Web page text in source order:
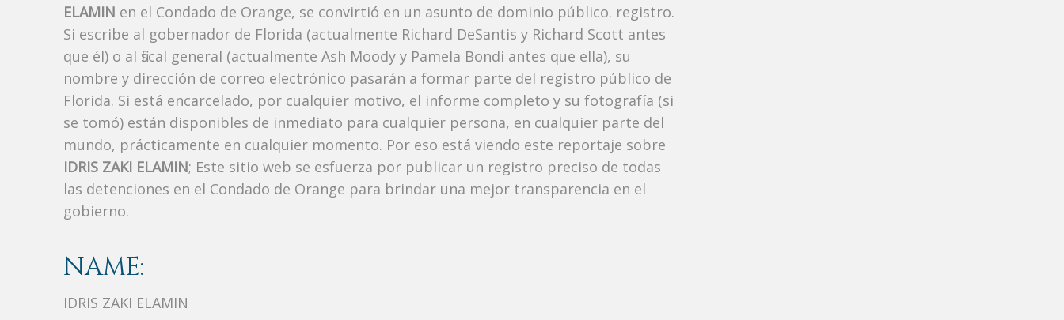
ELAMIN en el Condado de Orange, se convirtió en un asunto de dominio público. registro.
Si escribe al gobernador de Florida (actualmente Richard DeSantis y Richard Scott antes
que él) o al fiscal general (actualmente Ash Moody y Pamela Bondi antes que ella), su
nombre y dirección de correo electrónico pasarán a formar parte del registro público de
Florida. Si está encarcelado, por cualquier motivo, el informe completo y su fotografía (si
se tomó) están disponibles de inmediato para cualquier persona, en cualquier parte del
mundo, prácticamente en cualquier momento. Por eso está viendo este reportaje sobre
IDRIS ZAKI ELAMIN; Este sitio web se esfuerza por publicar un registro preciso de todas
las detenciones en el Condado de Orange para brindar una mejor transparencia en el
gobierno.
NAME:
IDRIS ZAKI ELAMIN